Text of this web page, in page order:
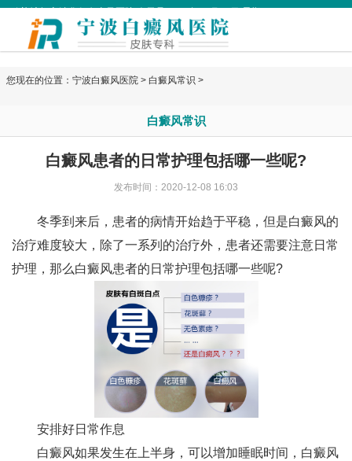
您现在的位置： 宁波白癜风医院 > 白癜风常识 >
白癜风常识
白癜风患者的日常护理包括哪一些呢?
发布时间：2020-12-08 16:03
冬季到来后，患者的病情开始趋于平稳，但是白癜风的
治疗难度较大，除了一系列的治疗外，患者还需要注意日常
护理，那么白癜风患者的日常护理包括哪一些呢?
安排好日常作息
白癜风如果发生在上半身，可以增加睡眠时间，白癜风